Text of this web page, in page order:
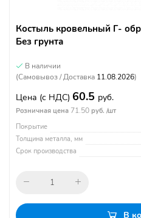
Костыль кровельный Г-
Без грунта
В наличии
(Самовывоз / Доставка 11.08.2026)
Цена (с НДС) 60.5 руб.
Розничная цена 71.50 руб. /шт
Покрытие
Толщина металла, мм
Срок производства
В